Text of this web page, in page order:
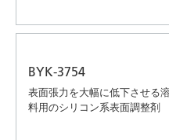
BYK-3754
表面張力を大幅に低下させる
料用のシリコン系表面調整剤